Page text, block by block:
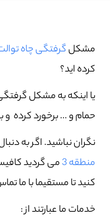
مشکلگرفتگی چاه
کرده اید؟
یا اینکه به مشکل
حمام و … برخورد کرده و
نگران نباشید. اگر به دنبال
منطقه 3
می گردید
کنید تا مستقیما با ما
خدمات ما عبارتند از :